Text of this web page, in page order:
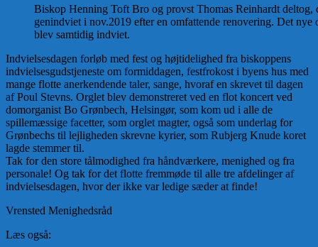
Biskop Henning Toft Bro og provst Thomas Reinhardt
genindviet i nov.2019 efter en omfattende renovering. Det nye
blev samtidig indviet.
Indvielsesdagen forløb med fest og højtidelighed fra biskoppens
indvielsesgudstjeneste om formiddagen, festfrokost i byens hus med
mange flotte anerkendende taler, sange, hvoraf en skrevet til dagen
af Poul Stevns. Orglet blev demonstreret ved en flot koncert ved
domorganist Bo Grønbech, Helsingør, som kom ud i alle de
spillemæssige facetter, som orglet magter, også som underlag for
Grønbechs til lejligheden skrevne kyrier, som Rubjerg Knude koret
lagde stemmer til.
Tak for den store tålmodighed fra håndværkere, menighed og fra
personale! Og tak for det flotte fremmøde til alle tre afdelinger af
indvielsesdagen, hvor der ikke var ledige sæder at finde!
Vrensted Menighedsråd
Læs også: